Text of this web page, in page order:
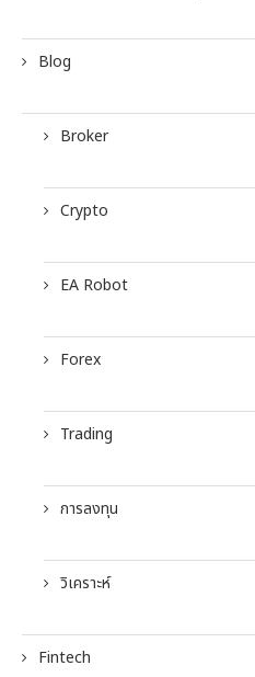
Blog
Broker
Crypto
EA Robot
Forex
Trading
การลงทุน
วิเคราะห์
Fintech